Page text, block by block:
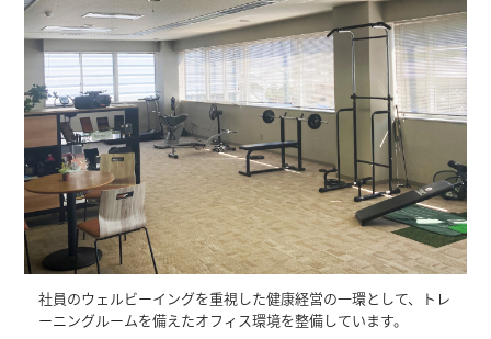
社員のウェルビーイングを重視した健康経営の一環として、トレ
ーニングルームを備えたオフィス環境を整備しています。